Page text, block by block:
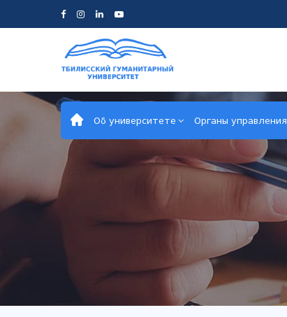
Об университете Органы управления